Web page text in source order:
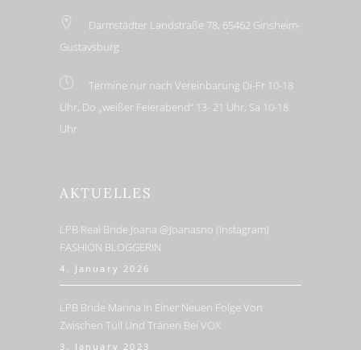
Darmstädter Landstraße 78, 65462 Ginsheim-
Gustavsburg
Termine nur nach Vereinbarung Di-Fr 10-18
Uhr, Do „weißer Feierabend“ 13- 21 Uhr, Sa 10-18
Uhr
AKTUELLES
LPB Real Bride Joana @joanasno (Instagram)
FASHION BLOGGERIN
4. January 2026
LPB Bride Marina In Einer Neuen Folge Von
Zwischen Tüll Und Tränen Bei VOX
3. January 2023